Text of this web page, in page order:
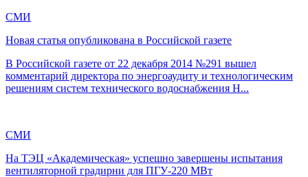
СМИ
Новая статья опубликована в Российской газете
В Российской газете от 22 декабря 2014 №291 вышел
комментарий директора по энергоаудиту и технологическим
решениям систем технического водоснабжения Н...
СМИ
На ТЭЦ «Академическая» успешно завершены испытания
вентиляторной градирни для ПГУ-220 МВт